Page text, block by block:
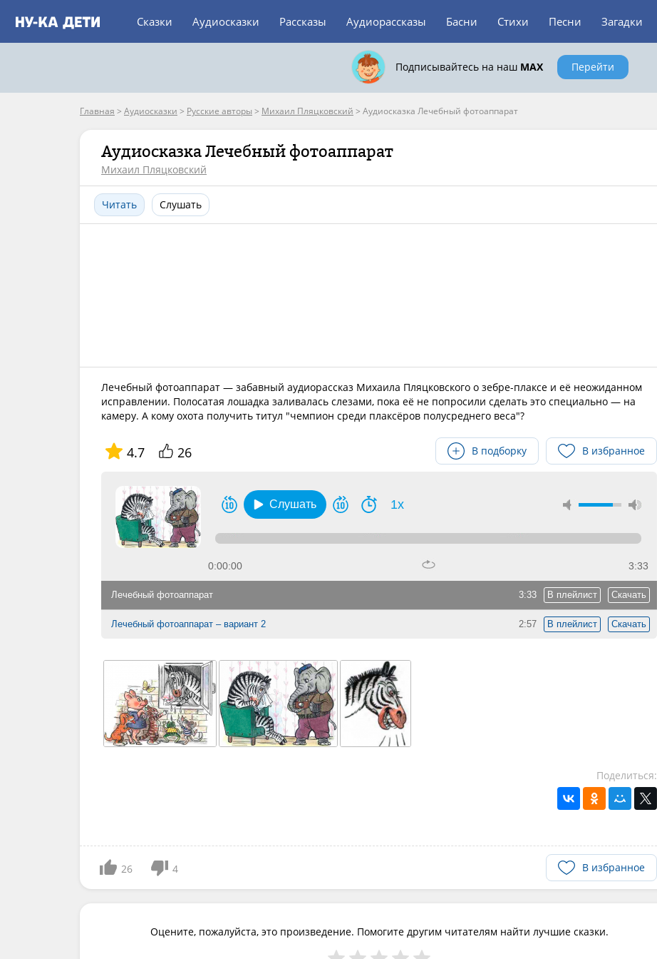
Сказки Аудиосказки Рассказы Аудиорассказы Басни Стихи Песни Загадки
Подписывайтесь на наш MAX Перейти
Главная > Аудиосказки > Русские авторы > Михаил Пляцковский > Аудиосказка Лечебный фотоаппарат
Аудиосказка Лечебный фотоаппарат
Михаил Пляцковский
Читать Слушать
Лечебный фотоаппарат — забавный аудиорассказ Михаила Пляцковского о зебре-плаксе и её неожиданном
исправлении. Полосатая лошадка заливалась слезами, пока её не попросили сделать это специально — на
камеру. А кому охота получить титул "чемпион среди плаксёров полусреднего веса"?
4.7 26 В подборку В избранное
Слушать 1x
0:00:00 3:33
3:33 В плейлист Скачать
Лечебный фотоаппарат
2:57 В плейлист Скачать
Лечебный фотоаппарат – вариант 2
Поделиться:
26 4 В избранное
Оцените, пожалуйста, это произведение. Помогите другим читателям найти лучшие сказки.